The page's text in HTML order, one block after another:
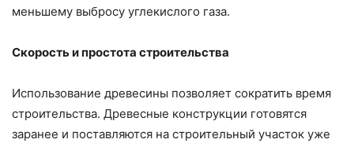
меньшему выбросу углекислого газа.
Скорость и простота строительства
Использование древесины позволяет сократить время
строительства. Древесные конструкции готовятся
заранее и поставляются на строительный участок уже